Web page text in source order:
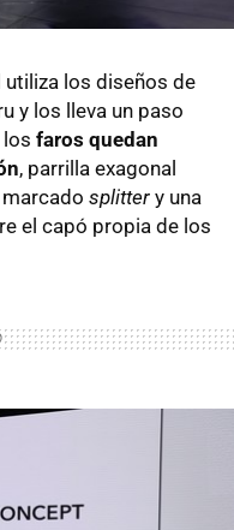
los diseños de
y los lleva un paso
faros quedan
, parrilla exagonal
splitter y una
el capó propia de los